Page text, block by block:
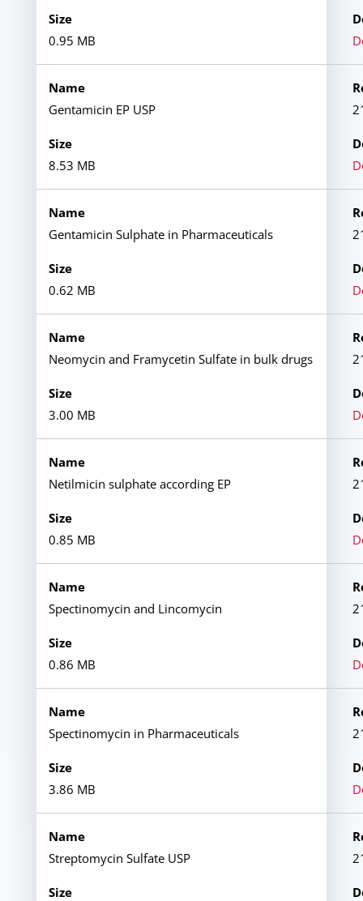
0.95 MB
Gentamicin EP USP
8.53 MB
Gentamicin Sulphate in Pharmaceuticals
0.62 MB
Neomycin and Framycetin Sulfate in bulk drugs
3.00 MB
Netilmicin sulphate according EP
0.85 MB
Spectinomycin and Lincomycin
0.86 MB
Spectinomycin in Pharmaceuticals
3.86 MB
Streptomycin Sulfate USP